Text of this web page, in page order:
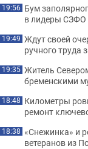
19:56 Бум
в лидеры СЗФО
19:49 Ждут своей
ручного труда
19:35 Житель
бременскими
18:48 Километры
ремонт
18:38 «Снежинка» и
ветеранов из